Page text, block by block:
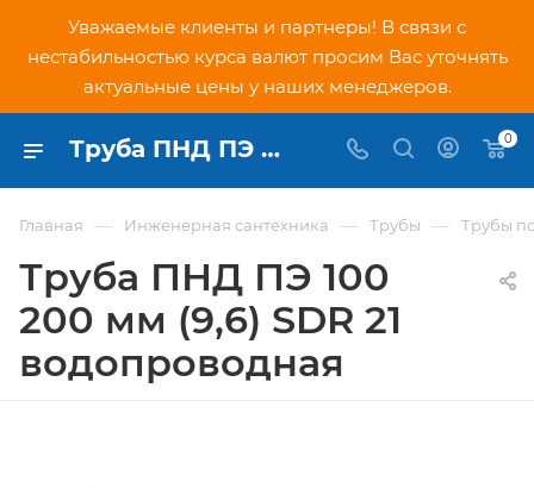
Уважаемые клиенты и партнеры! В связи с
нестабильностью курса валют просим Вас уточнять
актуальные цены у наших менеджеров.
Труба ПНД ПЭ 100 200 мм (9,6) SDR 21 водопроводная - купить по низкой цене в Москве, интернет-магазин PNDtech.ru 0
Главная — Инженерная сантехника — Трубы — Трубы
Труба ПНД ПЭ 100
200 мм (9,6) SDR 21
водопроводная